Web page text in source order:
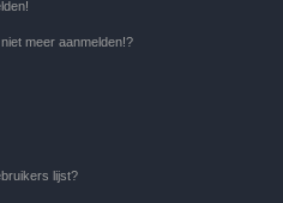
meer aanmelden!?
lijst?